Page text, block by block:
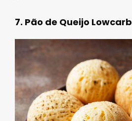
7. Pão de Queijo Lowcarb